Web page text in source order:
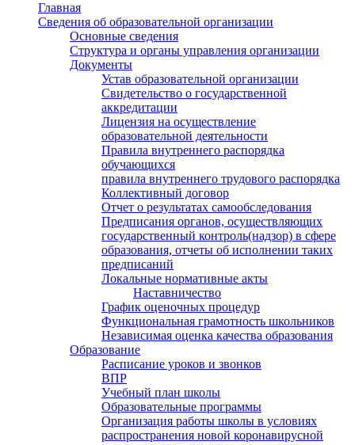
Главная
Сведения об образовательной организации
Основные сведения
Структура и органы управления организации
Документы
Устав образовательной организации
Свидетельство о государственной
аккредитации
Лицензия на осуществление
образовательной деятельности
Правила внутреннего распорядка
обучающихся
правила внутреннего трудового распорядка
Коллективный договор
Отчет о результатах самообследования
Предписания органов, осуществляющих
государственный контроль(надзор) в сфере
образования, отчеты об исполнении таких
предписаний
Локальные нормативные акты
Наставничество
График оценочных процедур
Функциональная грамотность школьников
Независимая оценка качества образования
Образование
Расписание уроков и звонков
ВПР
Учебный план школы
Образовательные программы
Организация работы школы в условиях
распространения новой коронавирусной